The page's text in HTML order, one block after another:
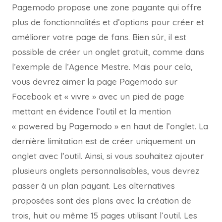
Pagemodo propose une zone payante qui offre
plus de fonctionnalités et d’options pour créer et
améliorer votre page de fans. Bien sûr, il est
possible de créer un onglet gratuit, comme dans
l’exemple de l’Agence Mestre. Mais pour cela,
vous devrez aimer la page Pagemodo sur
Facebook et « vivre » avec un pied de page
mettant en évidence l’outil et la mention
« powered by Pagemodo » en haut de l’onglet. La
dernière limitation est de créer uniquement un
onglet avec l’outil. Ainsi, si vous souhaitez ajouter
plusieurs onglets personnalisables, vous devrez
passer à un plan payant. Les alternatives
proposées sont des plans avec la création de
trois, huit ou même 15 pages utilisant l’outil. Les